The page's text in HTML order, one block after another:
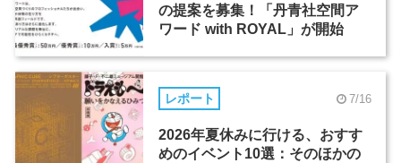
の提案を募集！「丹青社空間ア
ワード with ROYAL」が開始
レポート 7/16
2026年夏休みに行ける、おすす
めのイベント10選：そのほかの